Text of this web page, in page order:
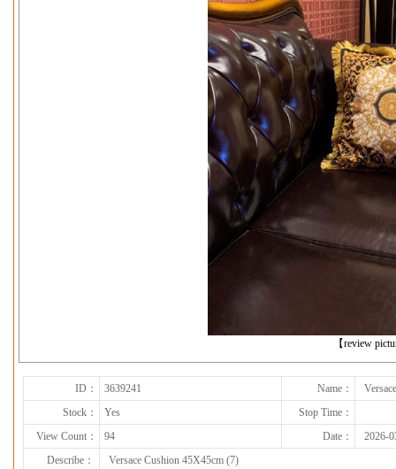
【review
ID： 3639241 Name：
Stock：
Yes
Stop Time：
View Count：
94 Date：
2026-
Describe：
Versace Cushion 45X45cm (7)